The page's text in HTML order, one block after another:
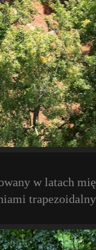
w latach